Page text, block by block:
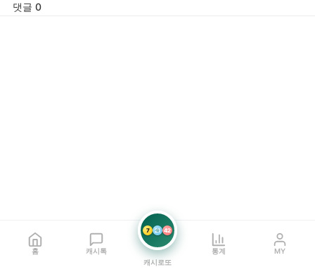
댓글 0
홈 캐시톡
7 21 42
캐시로또
통계 MY